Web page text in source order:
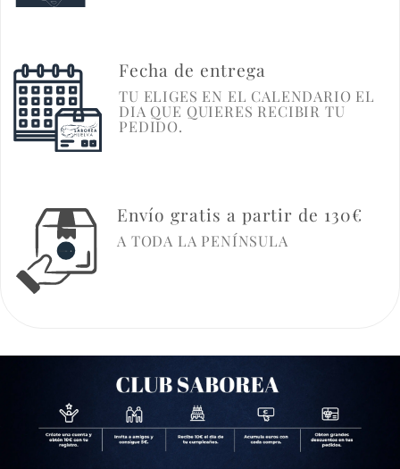
Fecha de entrega
TU ELIGES EN EL CALENDARIO EL
DIA QUE QUIERES RECIBIR TU
PEDIDO.
Envío gratis a partir de 130€
A TODA LA PENÍNSULA